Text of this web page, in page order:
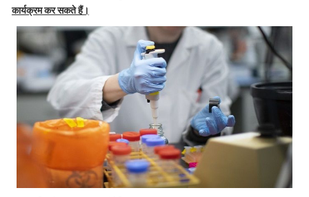
कार्यक्रम कर सकते हैं।